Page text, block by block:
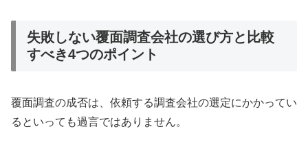
失敗しない覆面調査会社の選び方と比較
すべき4つのポイント
覆面調査の成否は、依頼する調査会社の選定にかかってい
るといっても過言ではありません。